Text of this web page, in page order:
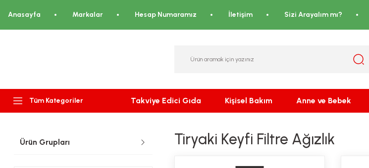
Anasayfa Markalar Hesap Numaramız İletişim Sizi Arayalım mı?
Tüm Kategoriler Takviye Edici Gıda Kişisel Bakım Anne ve Bebek
Ürün Grupları Tiryaki Keyfi Filtre Ağızlık